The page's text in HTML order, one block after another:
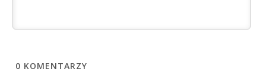
0 KOMENTARZY